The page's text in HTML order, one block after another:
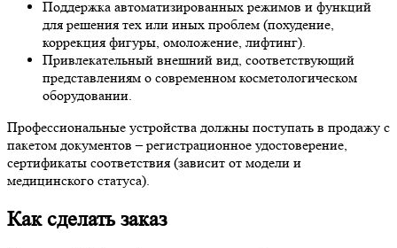
Поддержка автоматизированных режимов и функций
для решения тех или иных проблем (похудение,
коррекция фигуры, омоложение, лифтинг).
Привлекательный внешний вид, соответствующий
представлениям о современном косметологическом
оборудовании.
Профессиональные устройства должны поступать в продажу с
пакетом документов – регистрационное удостоверение,
сертификаты соответствия (зависит от модели и
медицинского статуса).
Как сделать заказ